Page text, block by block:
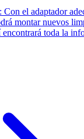
el adaptador
montar nuevos
toda la